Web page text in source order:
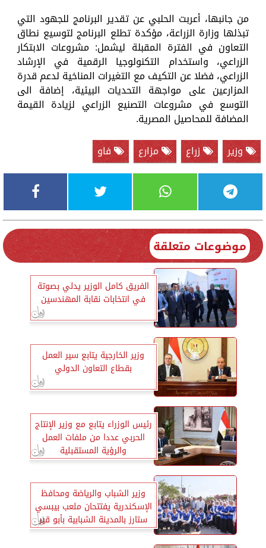
من جانبها، أعربت الحلبي عن تقدير البرنامج للجهود التي
تبذلها وزارة الزراعة، مؤكدة تطلع البرنامج لتوسيع نطاق
التعاون في الفترة المقبلة ليشمل: مشروعات الابتكار
الزراعي، واستخدام التكنولوجيا الرقمية في الإرشاد
الزراعي، فضلا عن التكيف مع التغيرات المناخية لدعم قدرة
المزارعين على مواجهة التحديات البيئية، إضافة الى
التوسع في مشروعات التصنيع الزراعي لزيادة القيمة
المضافة للمحاصيل المصرية.
وزير
زراع مزارع فاو
موضوعات متعلقة
الفريق كامل الوزير يدلي بصوتة
في انتخابات نقابة المهندسين
وزير الخارجية يتابع سير العمل
بقطاع التعاون الدولي
رئيس الوزراء يتابع مع وزير الإنتاج
الحربي عددا من ملفات العمل
والرؤية المستقبلية
وزير الشباب والرياضة ومحافظ
الإسكندرية يفتتحان ملعب بيبسي
ستارز بالمدينة الشبابية بأبو قير